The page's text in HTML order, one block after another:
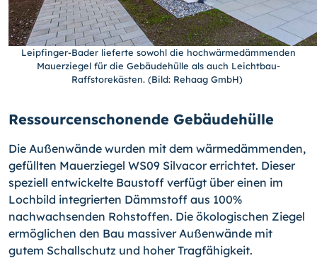
Leipfinger-Bader lieferte sowohl die hochwärmedämmenden
Mauerziegel für die Gebäudehülle als auch Leichtbau-
Raffstorekästen. (Bild: Rehaag GmbH)
Ressourcenschonende Gebäudehülle
Die Außenwände wurden mit dem wärmedämmenden,
gefüllten Mauerziegel WS09 Silvacor errichtet. Dieser
speziell entwickelte Baustoff verfügt über einen im
Lochbild integrierten Dämmstoff aus 100%
nachwachsenden Rohstoffen. Die ökologischen Ziegel
ermöglichen den Bau massiver Außenwände mit
gutem Schallschutz und hoher Tragfähigkeit.